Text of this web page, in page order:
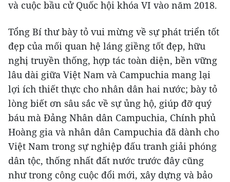
và cuộc bầu cử Quốc hội khóa VI vào năm 2018.
Tổng Bí thư bày tỏ vui mừng về sự phát triển tốt
đẹp của mối quan hệ láng giềng tốt đẹp, hữu
nghị truyền thống, hợp tác toàn diện, bền vững
lâu dài giữa Việt Nam và Campuchia mang lại
lợi ích thiết thực cho nhân dân hai nước; bày tỏ
lòng biết ơn sâu sắc về sự ủng hộ, giúp đỡ quý
báu mà Đảng Nhân dân Campuchia, Chính phủ
Hoàng gia và nhân dân Campuchia đã dành cho
Việt Nam trong sự nghiệp đấu tranh giải phóng
dân tộc, thống nhất đất nước trước đây cũng
như trong công cuộc đổi mới, xây dựng và bảo